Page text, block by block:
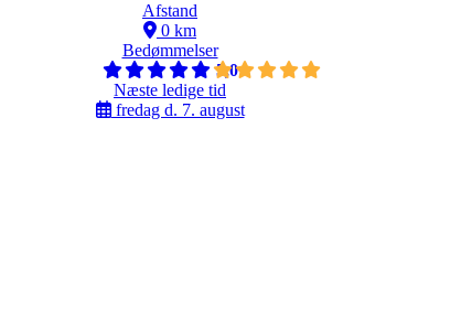
Afstand
0 km
Bedømmelser
5,0
Næste ledige tid
fredag d. 7. august